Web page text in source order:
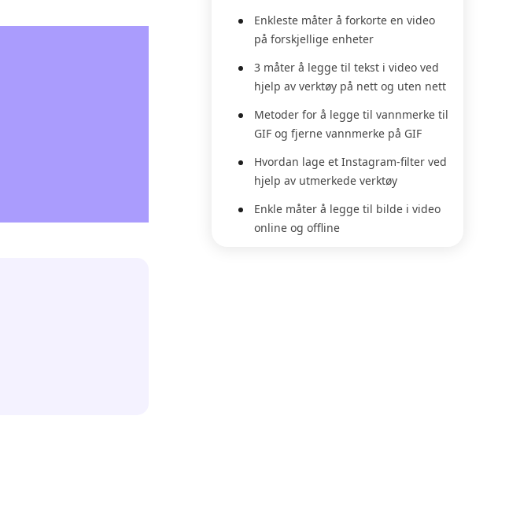
Enkleste måter å forkorte en video
på forskjellige enheter
3 måter å legge til tekst i video ved
hjelp av verktøy på nett og uten nett
Metoder for å legge til vannmerke til
GIF og fjerne vannmerke på GIF
Hvordan lage et Instagram-filter ved
hjelp av utmerkede verktøy
Enkle måter å legge til bilde i video
online og offline